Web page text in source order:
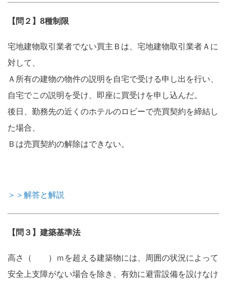
【問２】8種制限
宅地建物取引業者でない買主Ｂは、宅地建物取引業者Ａに
対して、
Ａ所有の建物の物件の説明を自宅で受ける申し出を行い、
自宅でこの説明を受け、即座に買受けを申し込んだ。
後日、勤務先の近くのホテルのロビーで売買契約を締結し
た場合、
Ｂは売買契約の解除はできない。
＞＞解答と解説
【問３】建築基準法
高さ（ ）ｍを超える建築物には、周囲の状況によって
安全上支障がない場合を除き、有効に避雷設備を設けなけ